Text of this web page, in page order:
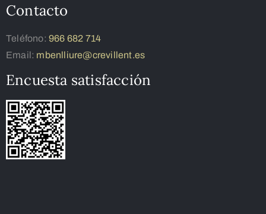
Contacto
Teléfono: 966 682 714
Email: mbenlliure@crevillent.es
Encuesta satisfacción